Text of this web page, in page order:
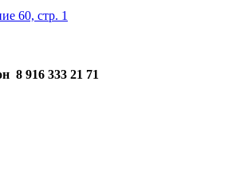
60, стр. 1
8 916 333 21 71